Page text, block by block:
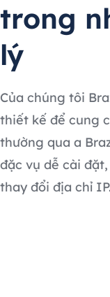
trong
lý
Của chúng tôi
thiết kế để cung
thường qua a
đặc vụ dễ cài
thay đổi địa chỉ